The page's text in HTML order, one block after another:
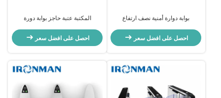
بوابة دوارة أمنية نصف ارتفاع
احصل على افضل سعر
المكتبة عتبة حاجز بوابة دورة
احصل على افضل سعر